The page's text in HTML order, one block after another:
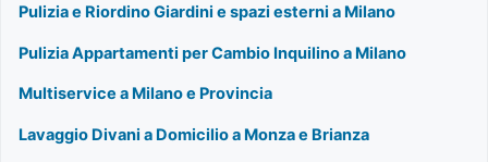
Pulizia e Riordino Giardini e spazi esterni a Milano
Pulizia Appartamenti per Cambio Inquilino a Milano
Multiservice a Milano e Provincia
Lavaggio Divani a Domicilio a Monza e Brianza